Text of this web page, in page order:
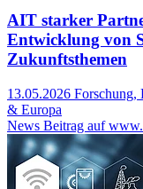
AIT starker
Entwicklung von
Zukunftsthemen
13.05.2026 Forschung,
& Europa
News Beitrag auf